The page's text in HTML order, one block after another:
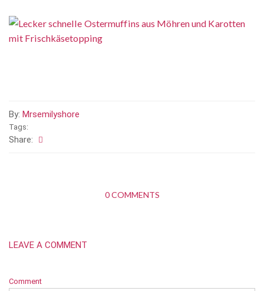
By: Mrsemilyshore
Tags:
Share:
0 COMMENTS
LEAVE A COMMENT
Comment